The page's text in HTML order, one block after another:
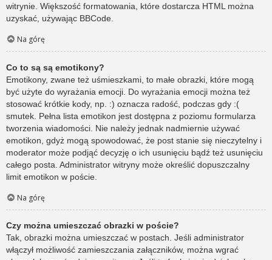
witrynie. Większość formatowania, które dostarcza HTML można
uzyskać, używając BBCode.
Na górę
Co to są są emotikony?
Emotikony, zwane też uśmieszkami, to małe obrazki, które mogą
być użyte do wyrażania emocji. Do wyrażania emocji można też
stosować krótkie kody, np. :) oznacza radość, podczas gdy :(
smutek. Pełna lista emotikon jest dostępna z poziomu formularza
tworzenia wiadomości. Nie należy jednak nadmiernie używać
emotikon, gdyż mogą spowodować, że post stanie się nieczytelny i
moderator może podjąć decyzję o ich usunięciu bądź też usunięciu
całego posta. Administrator witryny może określić dopuszczalny
limit emotikon w poście.
Na górę
Czy można umieszczać obrazki w poście?
Tak, obrazki można umieszczać w postach. Jeśli administrator
włączył możliwość zamieszczania załączników, można wgrać